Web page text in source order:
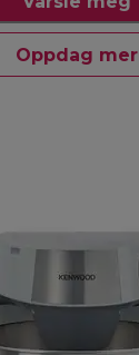
Oppdag mer